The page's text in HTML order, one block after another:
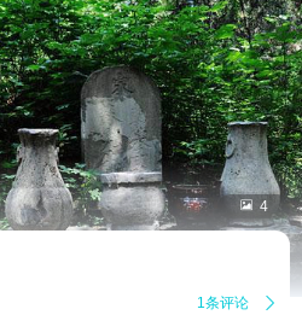
 4
1条评论 